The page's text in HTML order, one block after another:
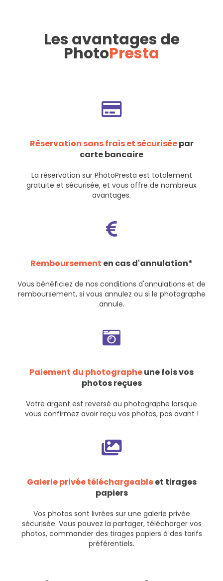
Les avantages de
PhotoPresta
Réservation sans frais et sécuriséepar
carte bancaire
La réservation sur PhotoPresta est totalement
gratuite et sécurisée, et vous offre de nombreux
avantages.
Remboursement en cas d'annulation*
Vous bénéficiez de nos conditions d'annulations et de
remboursement, si vous annulez ou si le photographe
annule.
Paiement du photographeune fois vos
photos reçues
Votre argent est reversé au photographe lorsque
vous confirmez avoir reçu vos photos, pas avant !
Galerie privée téléchargeableet tirages
papiers
Vos photos sont livrées sur une galerie privée
sécurisée. Vous pouvez la partager, télécharger vos
photos, commander des tirages papiers à des tarifs
préférentiels.